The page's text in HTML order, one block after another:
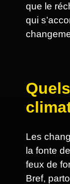
que le
qui
Les
la fonte
feux de
Bref,